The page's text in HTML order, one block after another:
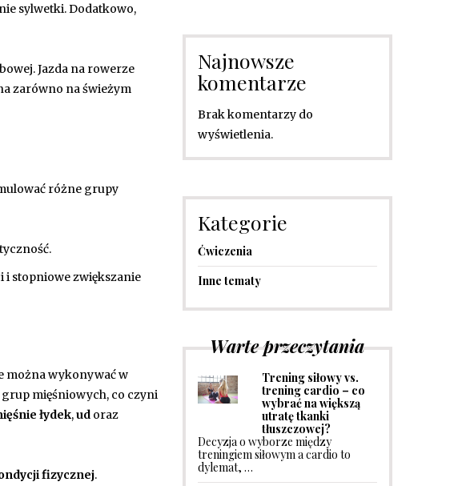
sylwetki. Dodatkowo,
Jazda na rowerze
zarówno na świeżym
różne grupy
i stopniowe zwiększanie
można wykonywać w
mięśniowych, co czyni
łydek,ud oraz
fizycznej.
Najnowsze
komentarze
Brak komentarzy do
wyświetlenia.
Kategorie
Ćwiczenia
Inne tematy
Warte przeczytania
Trening siłowy vs.
trening cardio – co
wybrać na większą
utratę tkanki
tłuszczowej?
Decyzja o wyborze między
treningiem siłowym a cardio to
dylemat, …